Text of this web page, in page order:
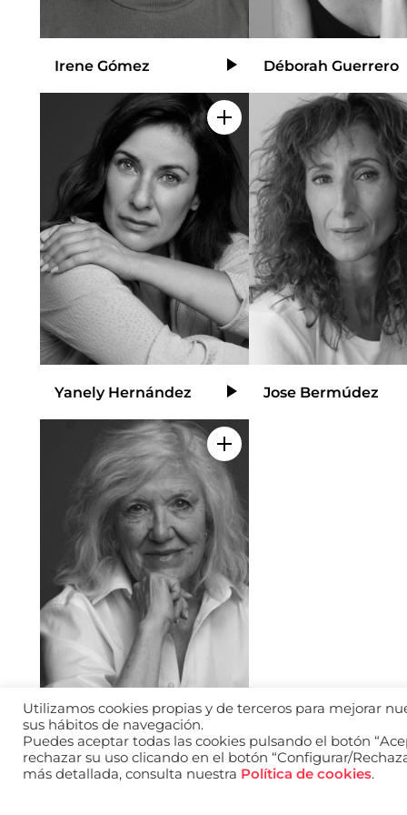
Irene Gómez VideoDéborah Guerrero
Yanely Hernández Video
Añadir a mi selección
Jose Bermúdez
Angela López Gamonal
Añadir a mi selección
Utilizamos cookies propias y de terceros para mejorar
sus hábitos de navegación.
Puedes aceptar todas las cookies pulsando el botón
rechazar su uso clicando en el botón “Configurar/
más detallada, consulta nuestra Política de cookies.